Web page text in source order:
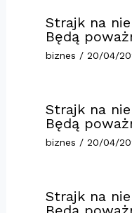
Strajk na
Będą
biznes / 20/04/
Strajk na
Będą
biznes / 20/04/
Strajk na